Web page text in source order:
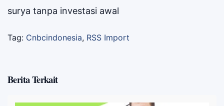
surya tanpa investasi awal
Tag: Cnbcindonesia, RSS Import
Berita Terkait